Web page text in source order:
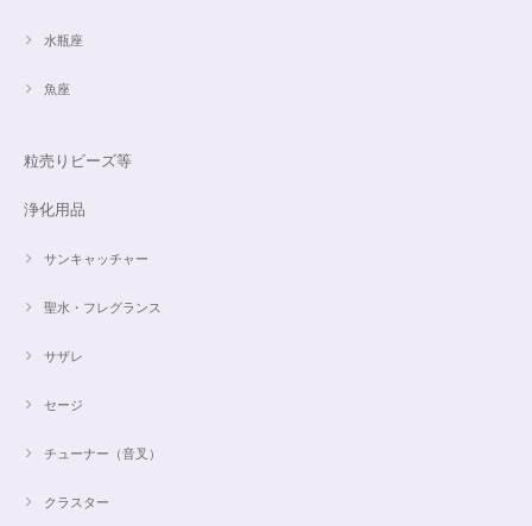
水瓶座
魚座
粒売りビーズ等
浄化用品
サンキャッチャー
聖水・フレグランス
サザレ
セージ
チューナー（音叉）
クラスター